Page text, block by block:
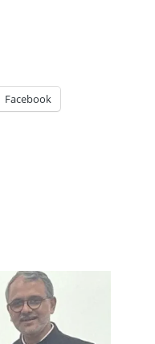
Facebook